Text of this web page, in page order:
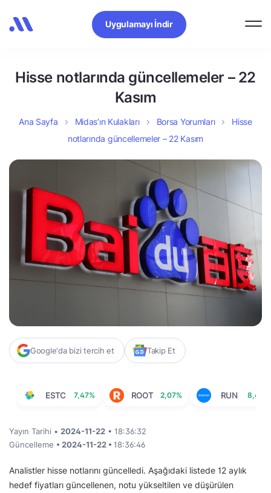
Uygulamayı İndir
Hisse notlarında güncellemeler – 22
Kasım
Ana Sayfa Midas’ın Kulakları Borsa Yorumları
Hisse
notlarında güncellemeler – 22 Kasım
Google'da bizi tercih et Takip Et
ESTC 7,47% ROOT 2,07% RUN 8,69%
Yayın Tarihi • 2024-11-22 • 18:36:32
Güncelleme • 2024-11-22 • 18:36:46
Analistler hisse notlarını güncelledi. Aşağıdaki listede 12 aylık
hedef fiyatları güncellenen, notu yükseltilen ve düşürülen